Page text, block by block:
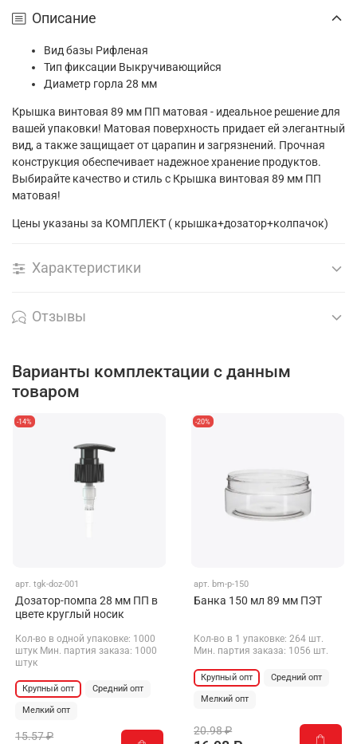
Описание
Вид базы Рифленая
Тип фиксации Выкручивающийся
Диаметр горла 28 мм
Крышка винтовая 89 мм ПП матовая - идеальное решение для
вашей упаковки! Матовая поверхность придает ей элегантный
вид, а также защищает от царапин и загрязнений. Прочная
конструкция обеспечивает надежное хранение продуктов.
Выбирайте качество и стиль с Крышка винтовая 89 мм ПП
матовая!
Цены указаны за КОМПЛЕКТ ( крышка+дозатор+колпачок)
Характеристики
Отзывы
Варианты комплектации с данным
товаром
-14%
арт.tgk-doz-001
Дозатор-помпа 28 мм ПП в
цвете круглый носик
Кол-во в одной упаковке: 1000
штук Мин. партия заказа: 1000
штук
Крупный опт Средний опт
Мелкий опт
15.57 ₽
-20%
арт. bm-p-150
Банка 150 мл 89 мм ПЭТ
Кол-во в 1 упаковке: 264 шт.
Мин. партия заказа: 1056 шт.
Крупный опт Средний опт
Мелкий опт
20.98 ₽